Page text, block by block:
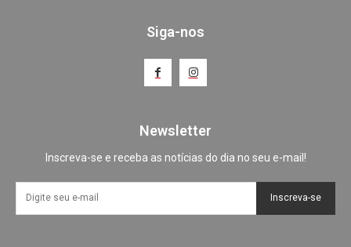
Siga-nos
Newsletter
Inscreva-se e receba as notícias do dia no seu e-mail!
Inscreva-se